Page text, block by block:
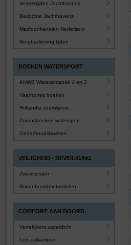
Vertrektijden Jachthavens
Bezochte Jachthavens
Marifoonkanalen Nederland
Brugbediening tijden
BOEKEN WATERSPORT
ANWB Wateralmanak 1 en 2
Vaarroutes boeken
Hollandia vaarwijzers
Cursusboeken watersport
Onderhoudsboeken
VEILIGHEID - BEVEILIGING
Zwemvesten
Buitenboordmotorsloten
COMFORT AAN BOORD
Verrekijkers waterdicht
Led zaklampen